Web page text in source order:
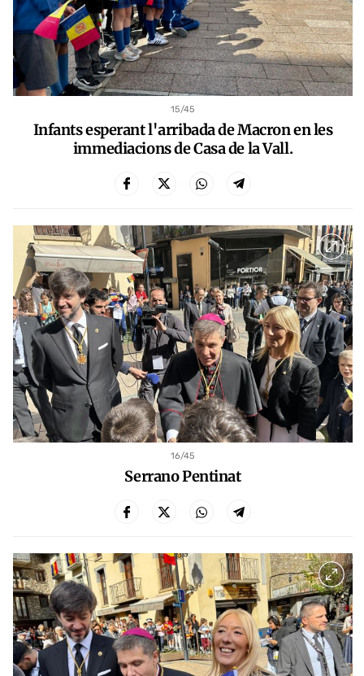
15/45
Infants esperant l'arribada de Macron en les
immediacions de Casa de la Vall.
16/45
Serrano Pentinat